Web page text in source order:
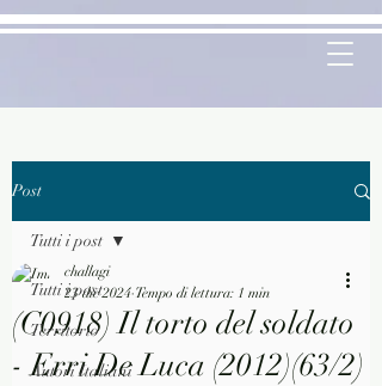
Post
Tutti i post
Territorio
Autori Italiani
Tutti i post
(C0918) Il torto del soldato
- Erri De Luca (2012)(63/2)
challagi
23 dic 2024 Tempo di lettura: 1 min